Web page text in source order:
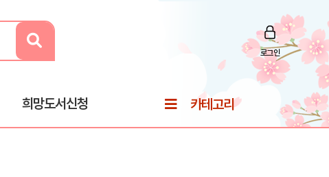
로그인
희망도서신청 카테고리